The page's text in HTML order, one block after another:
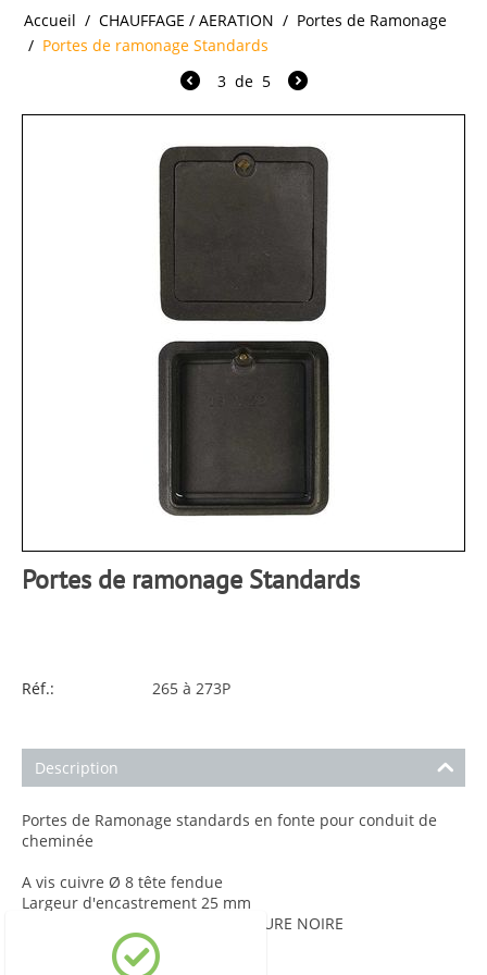
Accueil / CHAUFFAGE / AERATION / Portes de Ramonage
/ Portes de ramonage Standards
3 de 5
Portes de ramonage Standards
Réf.: 265 à 273P
Description
Portes de Ramonage standards en fonte pour conduit de
cheminée
A vis cuivre Ø 8 tête fendue
Largeur d'encastrement 25 mm
Finitions: FONTE BRUTE ou PEINTURE NOIRE